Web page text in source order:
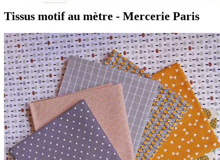
Tissus motif au mètre - Mercerie Paris